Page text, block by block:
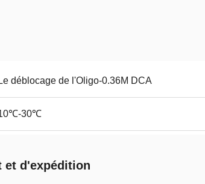
Le déblocage de l'Oligo-0.36M DCA
30℃
et d'expédition